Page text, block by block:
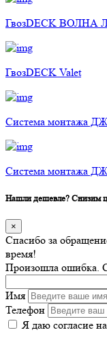
ГвозDECK ВОЛНА
ГвозDECK Valet
Cистема монтажа
Cистема монтажа
Нашли дешевле? Снизим
×
Спасибо за
время!
Произошла ошибка.
Имя
Телефон
Я даю согласие